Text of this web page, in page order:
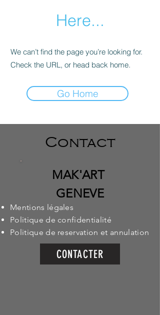
Here...
We can’t find the page you’re looking for.
Check the URL, or head back home.
Go Home
Contact
MAK'ART
GENEVE
Mentions légales
Politique de confidentialité
Politique de reservation et annulation
CONTACTER